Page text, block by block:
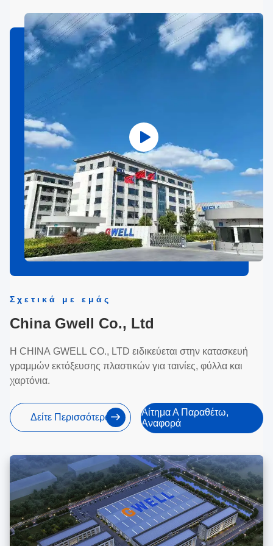
Σχετικά με εμάς
China Gwell Co., Ltd
Η CHINA GWELL CO., LTD ειδικεύεται στην κατασκευή
γραμμών εκτόξευσης πλαστικών για ταινίες, φύλλα και
χαρτόνια.
Δείτε Περισσότερα
Αίτημα Α Παραθέτω,
Αναφορά